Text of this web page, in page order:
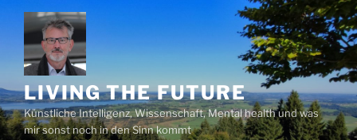
Zum
Inhalt
springen
LIVING THE FUTURE
Künstliche Intelligenz, Wissenschaft, Mental health und was
mir sonst noch in den Sinn kommt